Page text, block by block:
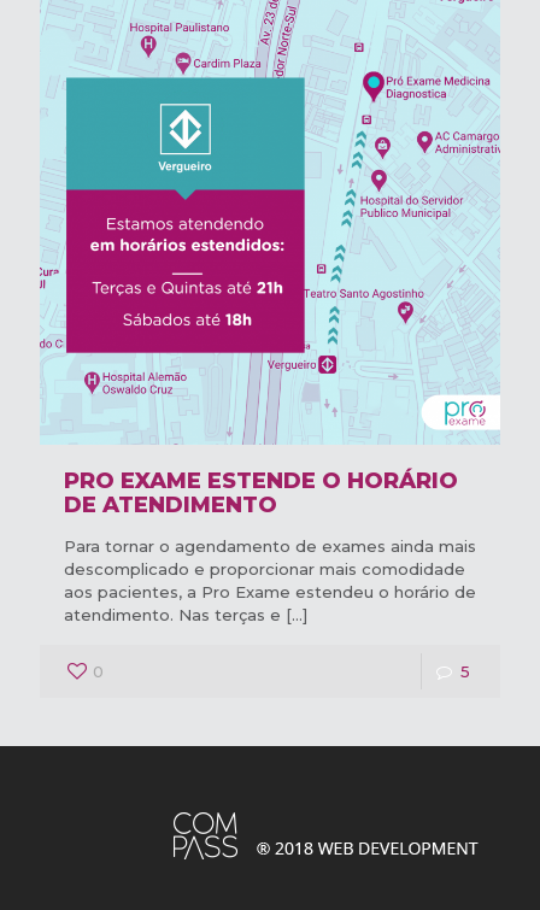
PRO EXAME ESTENDE O HORÁRIO
DE ATENDIMENTO
Para tornar o agendamento de exames ainda mais
descomplicado e proporcionar mais comodidade
aos pacientes, a Pro Exame estendeu o horário de
atendimento. Nas terças e […]
0 5